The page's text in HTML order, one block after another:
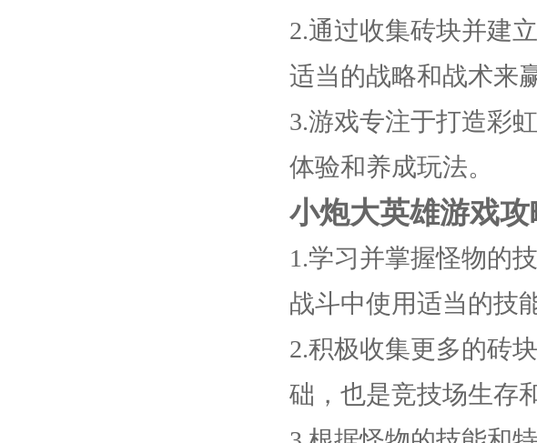
2.通过收集砖块并建
适当的战略和战术来
3.游戏专注于打造彩
体验和养成玩法。
小炮大英雄游戏攻
1.学习并掌握怪物的
战斗中使用适当的技
2.积极收集更多的砖
础，也是竞技场生存